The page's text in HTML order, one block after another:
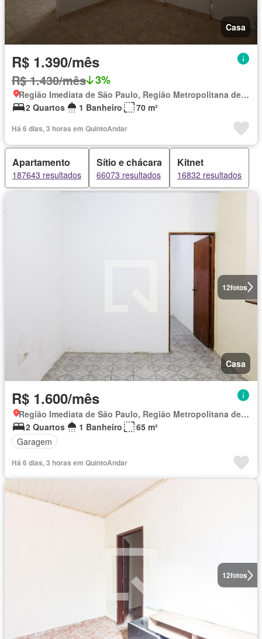
Casa
R$ 1.390/mês
R$ 1.430/mês 3%
Região Imediata de São Paulo, Região Metropolitana de São Paulo
2 Quartos
1 Banheiro 70 m²
Há 6 dias, 3 horas em QuintoAndar
Apartamento
187643 resultados
Sítio e chácara
66073 resultados
Kitnet
16832 resultados
12fotos
Casa
R$ 1.600/mês
Região Imediata de São Paulo, Região Metropolitana de São Paulo
2 Quartos
1 Banheiro
65 m²
Garagem
Há 6 dias, 3 horas em QuintoAndar
12fotos